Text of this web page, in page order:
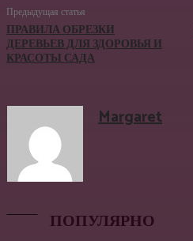
Предыдущая статья
ПРАВИЛА ОБРЕЗКИ
ДЕРЕВЬЕВ ДЛЯ ЗДОРОВЬЯ И
КРАСОТЫ САДА
Margaret
ПОПУЛЯРНО